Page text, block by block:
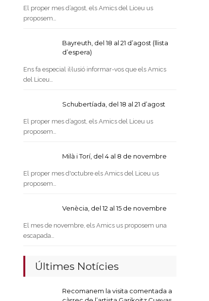
El proper mes d’agost, els Amics del Liceu us
proposem…
Bayreuth, del 18 al 21 d’agost (llista
d’espera)
Ens fa especial il·lusió informar-vos que els Amics
del Liceu…
Schubertíada, del 18 al 21 d’agost
El proper mes d’agost, els Amics del Liceu us
proposem…
Milà i Torí, del 4 al 8 de novembre
El proper mes d'octubre els Amics del Liceu us
proposem…
Venècia, del 12 al 15 de novembre
El mes de novembre, els Amics us proposem una
escapada…
Últimes Notícies
Recomanem la visita comentada a